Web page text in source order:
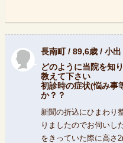
長南町 / 89,6歳 / 小
どのように当院を知
教えて下さい
初診時の症状(悩み事
か？？
新聞の折込にひまわり
りましたのでお伺いし
をきっていた際に高さ